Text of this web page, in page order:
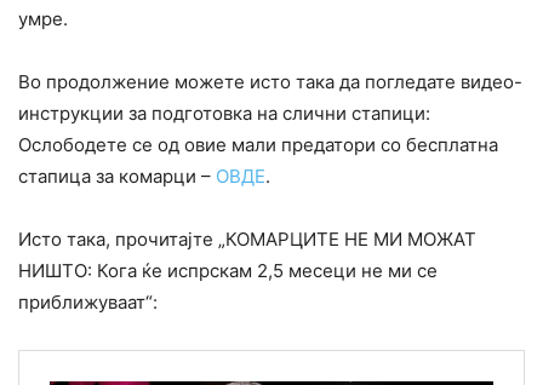
yмре.
Во продолжение можете исто така да погледате видео-
инструкции за подготовка на слични стапици:
Ослободете се од овие мали предатори со бесплатна
стапица за комарци – ОВДЕ.
Исто така, прочитајте „КОМАРЦИТЕ НЕ МИ МОЖАТ
НИШТО: Кога ќе испрскам 2,5 месеци не ми се
приближуваат“: